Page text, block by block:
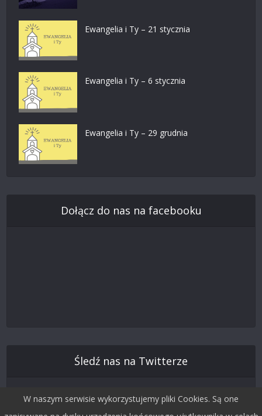
Ewangelia i Ty – 21 stycznia
Ewangelia i Ty – 6 stycznia
Ewangelia i Ty – 29 grudnia
Dołącz do nas na facebooku
Śledź nas na Twitterze
W naszym serwisie wykorzystujemy pliki Cookies. Są one